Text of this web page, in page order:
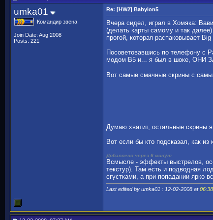
umka01
Командир звена
Join Date: Aug 2008
Posts: 221
Re: [HW2] Babylon5
Вчера сидел, играл в Хомяка:
(делать карты самому и так
прогой, которая распаковывает
Посоветовавшись по телефону с
модом В5 и... я был в шоке, ОНИ
Вот самые смачные скрины с
Думаю хватит, остальные скрины
Вот если бы кто подсказал, как
Добавлено через 6 минут
Всмысле - эффекты выстрелов,
текстур). Там есть и подводная
сгустками, а при попадании ярко
Last edited by umka01 : 12-02-2008 at